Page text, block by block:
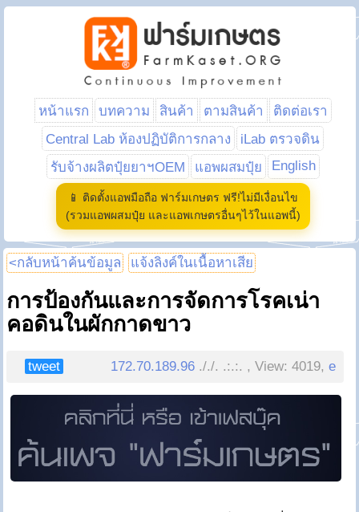
หน้าแรก บทความ สินค้า ตามสินค้า
ติดต่อเรา
Central Lab ห้องปฏิบัติการกลาง
iLab ตรวจดิน
รับจ้างผลิตปุ๋ยยาฯOEM
แอพผสมปุ๋ย English
📱 ติดตั้งแอพมือถือ ฟาร์มเกษตร ฟรี!ไม่มีเงื่อนไข
(รวมแอพผสมปุ๋ย และแอพเกษตรอื่นๆไว้ในแอพนี้)
<กลับหน้าค้นข้อมูล แจ้งลิงค์ในเนื้อหาเสีย
การป้องกันและการจัดการโรคเน่า
คอดินในผักกาดขาว
tweet 172.70.189.96 ././. .:.:. , View: 4019,e